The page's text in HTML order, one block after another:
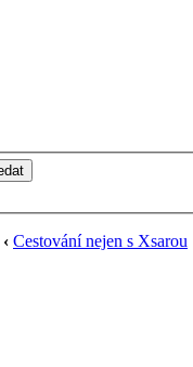
‹ Cestování nejen s Xsarou